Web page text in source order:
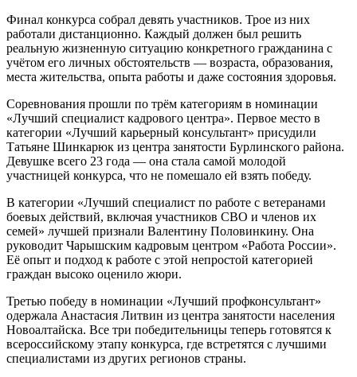
Финал конкурса собрал девять участников. Трое из них
работали дистанционно. Каждый должен был решить
реальную жизненную ситуацию конкретного гражданина с
учётом его личных обстоятельств — возраста, образования,
места жительства, опыта работы и даже состояния здоровья.
Соревнования прошли по трём категориям в номинации
«Лучший специалист кадрового центра». Первое место в
категории «Лучший карьерный консультант» присудили
Татьяне Шинкарюк из центра занятости Бурлинского района.
Девушке всего 23 года — она стала самой молодой
участницей конкурса, что не помешало ей взять победу.
В категории «Лучший специалист по работе с ветеранами
боевых действий, включая участников СВО и членов их
семей» лучшей признали Валентину Половинкину. Она
руководит Чарышским кадровым центром «Работа России».
Её опыт и подход к работе с этой непростой категорией
граждан высоко оценило жюри.
Третью победу в номинации «Лучший профконсультант»
одержала Анастасия Литвин из центра занятости населения
Новоалтайска. Все три победительницы теперь готовятся к
всероссийскому этапу конкурса, где встретятся с лучшими
специалистами из других регионов страны.